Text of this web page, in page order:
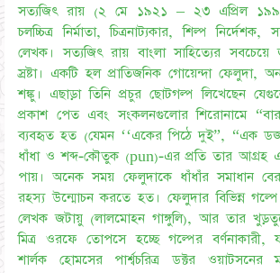
সত্যজিৎ রায় (২ মে ১৯২১ – ২৩ এপ্রিল
চলচ্চিত্র নির্মাতা, চিত্রনাট্যকার, শিল্প
লেখক। সত্যজিৎ রায় বাংলা সাহিত্যের সবচেয়ে
স্রষ্টা। একটি হল প্রাতিজনিক গোয়েন্দা ফেলুদা,
শঙ্কু। এছাড়া তিনি প্রচুর ছোটগল্প লিখেছেন
প্রকাশ পেত এবং সংকলনগুলোর শিরোনামে “বার”
ব্যবহৃত হত (যেমন ‘‘একের পিঠে দুই”, “এক
ধাঁধা ও শব্দ-কৌতুক (pun)-এর প্রতি তার আগ্রহ
পায়। অনেক সময় ফেলুদাকে ধাঁধাঁর সমাধান
রহস্য উন্মোচন করতে হত। ফেলুদার বিভিন্ন
লেখক জটায়ু (লালমোহন গাঙ্গুলি), আর তার
মিত্র ওরফে তোপসে হচ্ছে গল্পের বর্ণনাকারী,
শার্লক হোমসের পার্শ্বচরিত্র ডক্টর